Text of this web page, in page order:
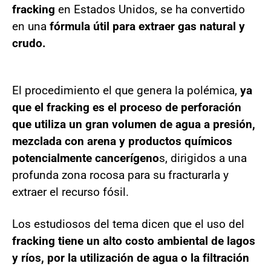
fracking en Estados Unidos, se ha convertido
en una fórmula útil para extraer gas natural y
crudo.
El procedimiento el que genera la polémica, ya
que el fracking es el proceso de perforación
que utiliza un gran volumen de agua a presión,
mezclada con arena y productos químicos
potencialmente cancerígenos, dirigidos a una
profunda zona rocosa para su fracturarla y
extraer el recurso fósil.
Los estudiosos del tema dicen que el uso del
fracking tiene un alto costo ambiental de lagos
y ríos, por la utilización de agua o la filtración